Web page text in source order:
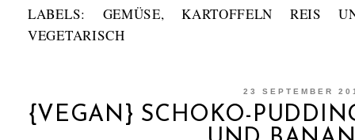
LABELS: GEMÜSE,KARTOFFELN REIS
VEGETARISCH
23 SEPTEMBER
{VEGAN} SCHOKO-